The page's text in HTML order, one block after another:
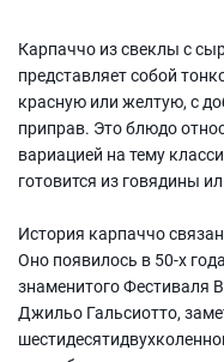
Карпаччо из свеклы с
представляет собой
красную или желтую, с
приправ. Это блюдо
вариацией на тему
готовится из говядины
История карпаччо
Оно появилось в 50-х
знаменитого Фестиваля
Джильо Гальсиотто,